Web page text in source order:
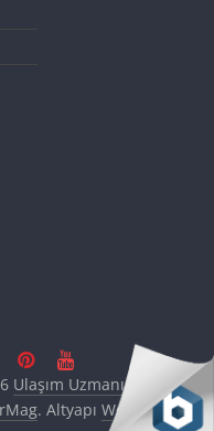
Ulaşım Uzmanı.
. Altyapı WordPress.